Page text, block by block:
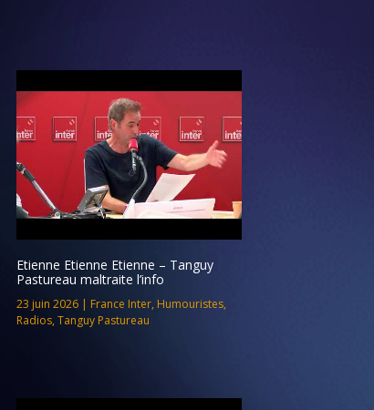
Etienne Etienne Etienne – Tanguy
Pastureau maltraite l’info
23 juin 2026| France Inter, Humouristes,
Radios, Tanguy Pastureau